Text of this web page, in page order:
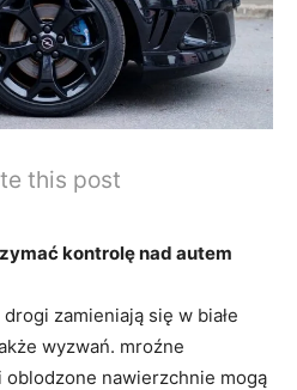
this post
kontrolę ⁣nad ⁢autem
zamieniają się w ‍białe
wyzwań.‍ mroźne
nawierzchnie mogą